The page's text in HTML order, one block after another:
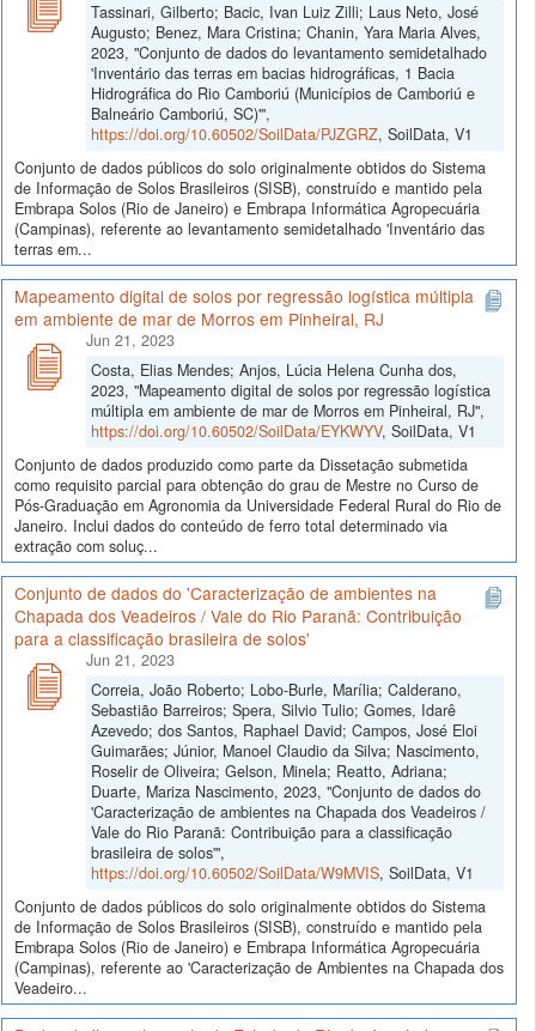
Tassinari, Gilberto; Bacic, Ivan Luiz Zilli; Laus Neto, José
Augusto; Benez, Mara Cristina; Chanin, Yara Maria Alves,
2023, "Conjunto de dados do levantamento semidetalhado
'Inventário das terras em bacias hidrográficas, 1 Bacia
Hidrográfica do Rio Camboriú (Municípios de Camboriú e
Balneário Camboriú, SC)'",
https://doi.org/10.60502/SoilData/PJZGRZ, SoilData, V1
Conjunto de dados públicos do solo originalmente obtidos do Sistema
de Informação de Solos Brasileiros (SISB), construído e mantido pela
Embrapa Solos (Rio de Janeiro) e Embrapa Informática Agropecuária
(Campinas), referente ao levantamento semidetalhado 'Inventário das
terras em...
Mapeamento digital de solos por regressão logística múltipla
em ambiente de mar de Morros em Pinheiral, RJ
Jun 21, 2023
Costa, Elias Mendes; Anjos, Lúcia Helena Cunha dos,
2023, "Mapeamento digital de solos por regressão logística
múltipla em ambiente de mar de Morros em Pinheiral, RJ",
https://doi.org/10.60502/SoilData/EYKWYV, SoilData, V1
Conjunto de dados produzido como parte da Dissetação submetida
como requisito parcial para obtenção do grau de Mestre no Curso de
Pós-Graduação em Agronomia da Universidade Federal Rural do Rio de
Janeiro. Inclui dados do conteúdo de ferro total determinado via
extração com soluç...
Conjunto de dados do 'Caracterização de ambientes na
Chapada dos Veadeiros / Vale do Rio Paranã: Contribuição
para a classificação brasileira de solos'
Jun 21, 2023
Correia, João Roberto; Lobo-Burle, Marília; Calderano,
Sebastião Barreiros; Spera, Silvio Tulio; Gomes, Idarê
Azevedo; dos Santos, Raphael David; Campos, José Eloi
Guimarães; Júnior, Manoel Claudio da Silva; Nascimento,
Roselir de Oliveira; Gelson, Minela; Reatto, Adriana;
Duarte, Mariza Nascimento, 2023, "Conjunto de dados do
'Caracterização de ambientes na Chapada dos Veadeiros /
Vale do Rio Paranã: Contribuição para a classificação
brasileira de solos'",
https://doi.org/10.60502/SoilData/W9MVIS, SoilData, V1
Conjunto de dados públicos do solo originalmente obtidos do Sistema
de Informação de Solos Brasileiros (SISB), construído e mantido pela
Embrapa Solos (Rio de Janeiro) e Embrapa Informática Agropecuária
(Campinas), referente ao 'Caracterização de Ambientes na Chapada dos
Veadeiro...